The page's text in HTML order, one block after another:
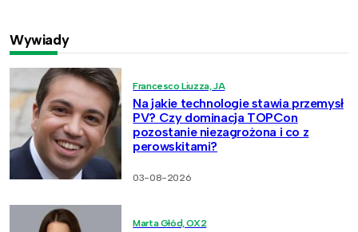
Wywiady
Francesco Liuzza, JA
Na jakie technologie stawia przemysł
PV? Czy dominacja TOPCon
pozostanie niezagrożona i co z
perowskitami?
03-08-2026
Marta Głód, OX2